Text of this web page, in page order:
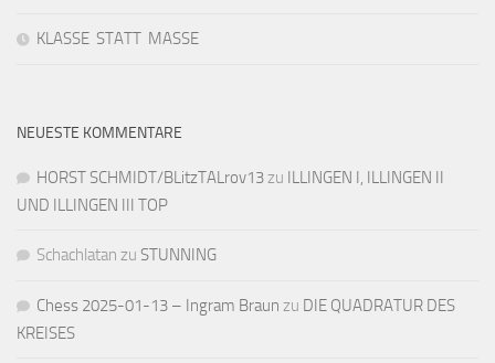
KLASSE STATT MASSE
NEUESTE KOMMENTARE
HORST SCHMIDT/BLitzTALrov13zu ILLINGEN I, ILLINGEN II
UND ILLINGEN III TOP
Schachlatan zu STUNNING
Chess 2025-01-13 – Ingram Braun zu DIE QUADRATUR DES
KREISES